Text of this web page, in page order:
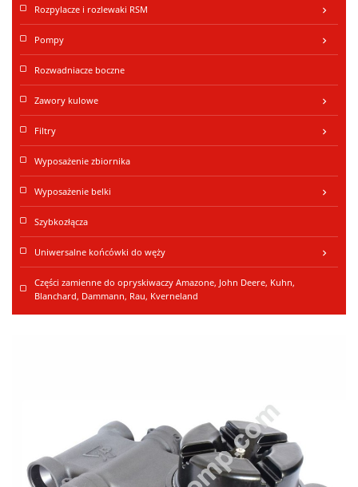
Rozpylacze i rozlewaki RSM keyboard_arrow_right
Pompy keyboard_arrow_right
Rozwadniacze boczne
Zawory kulowe keyboard_arrow_right
Filtry keyboard_arrow_right
Wyposażenie zbiornika
Wyposażenie belki keyboard_arrow_right
Szybkozłącza
Uniwersalne końcówki do węży keyboard_arrow_right
Części zamienne do opryskiwaczy Amazone, John Deere, Kuhn,
Blanchard, Dammann, Rau, Kverneland